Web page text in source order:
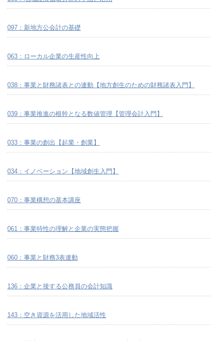
097：新地方公会計の基礎
063：ローカル企業の生産性向上
038：事業と財務諸表との連動【地方創生のための財務諸表入門】
039：事業推進の根幹となる数値管理【管理会計入門】
033：事業の創出【起業・創業】
034：イノベーション【地域創生入門】
070：事業構想の基本講座
061：事業特性の理解と企業の実態把握
060：事業と財務3表連動
136：企業と接する公務員の会計知識
143：空き資源を活用した地域活性